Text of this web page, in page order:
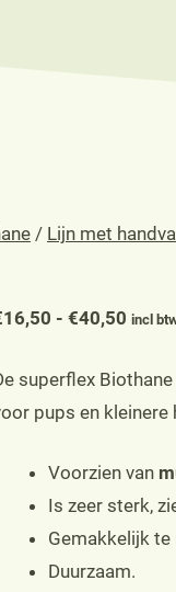
/ Lijn met
16,50 - €40,50
tot
incl
superflex
pups en kleinere
Voorzien van
Is zeer sterk,
Gemakkelijk te
Duurzaam.